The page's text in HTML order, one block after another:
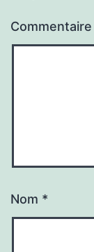
Commentaire
Nom *